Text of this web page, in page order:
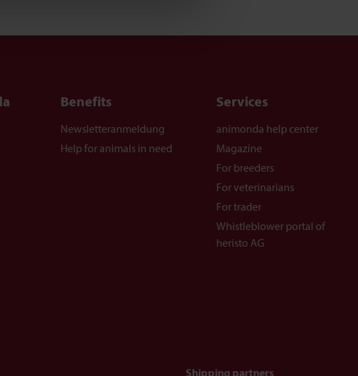
Benefits
Newsletteranmeldung
Help for animals in need
Services
animonda help center
Magazine
For breeders
For veterinarians
For trader
Whistleblower portal of
heristo AG